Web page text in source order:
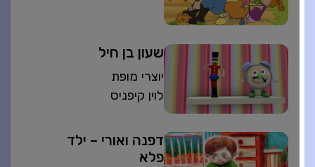
שעון בן חיל
יוצרי מופת
לוין קיפניס
דפנה ואורי – ילד
פלא